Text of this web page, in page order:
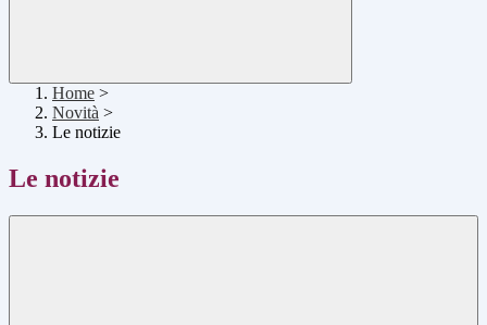
Home >
Novità >
Le notizie
Le notizie